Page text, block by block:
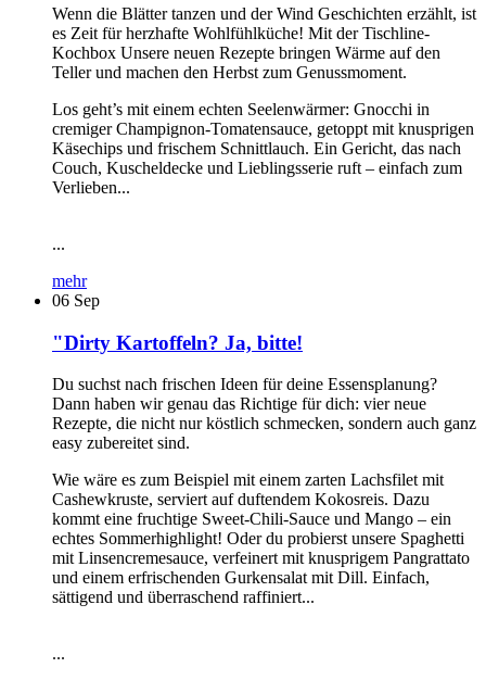
Wenn die Blätter tanzen und der Wind Geschichten erzählt, ist
es Zeit für herzhafte Wohlfühlküche! Mit der Tischline-
Kochbox Unsere neuen Rezepte bringen Wärme auf den
Teller und machen den Herbst zum Genussmoment.
Los geht’s mit einem echten Seelenwärmer: Gnocchi in
cremiger Champignon-Tomatensauce, getoppt mit knusprigen
Käsechips und frischem Schnittlauch. Ein Gericht, das nach
Couch, Kuscheldecke und Lieblingsserie ruft – einfach zum
Verlieben...
...
mehr
06 Sep
"Dirty Kartoffeln? Ja, bitte!
Du suchst nach frischen Ideen für deine Essensplanung?
Dann haben wir genau das Richtige für dich: vier neue
Rezepte, die nicht nur köstlich schmecken, sondern auch ganz
easy zubereitet sind.
Wie wäre es zum Beispiel mit einem zarten Lachsfilet mit
Cashewkruste, serviert auf duftendem Kokosreis. Dazu
kommt eine fruchtige Sweet-Chili-Sauce und Mango – ein
echtes Sommerhighlight! Oder du probierst unsere Spaghetti
mit Linsencremesauce, verfeinert mit knusprigem Pangrattato
und einem erfrischenden Gurkensalat mit Dill. Einfach,
sättigend und überraschend raffiniert...
...